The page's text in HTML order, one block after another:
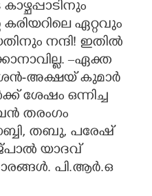
ഏറ്റവും
നന്ദി! ഇതിൽ
–ഏക്ത
അക്ഷയ് കുമാർ
ശേഷം ഒന്നിച്ച
തരംഗം
തബു, പരേഷ്
യാദവ്
പി.ആർ.ഒ